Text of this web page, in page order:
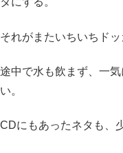
それがまたいちいちドッ
途中で水も飲まず、一
い。
CDにもあったネタも、